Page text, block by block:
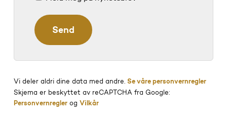
Vi deler aldri dine data med andre. Se våre personvernregler
Skjema er beskyttet av reCAPTCHA fra Google:
Personvernreglerog Vilkår